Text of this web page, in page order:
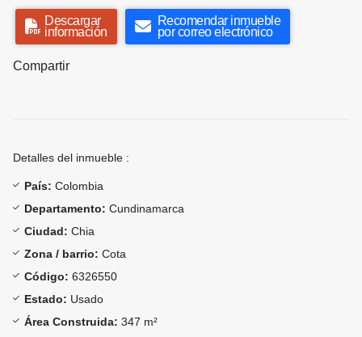
Descargar
información
Recomendar inmueble
por correo electrónico
Compartir
Detalles del inmueble :
País: Colombia
Departamento: Cundinamarca
Ciudad: Chia
Zona / barrio: Cota
Código: 6326550
Estado: Usado
Área Construida: 347 m²